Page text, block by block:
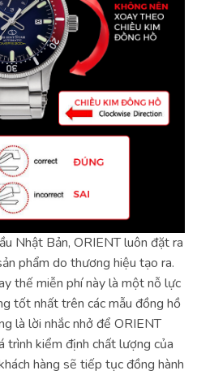
Nhật Bản, ORIENT luôn đặt ra
phẩm do thương hiệu tạo ra.
thế miễn phí này là một nỗ lực
tốt nhất trên các mẫu đồng hồ
là lời nhắc nhở để ORIENT
trình kiểm định chất lượng của
hàng sẽ tiếp tục đồng hành